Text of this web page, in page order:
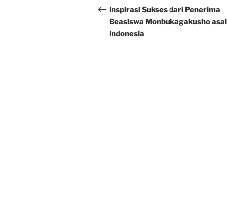
navigation
Post
Inspirasi Sukses dari Penerima
Beasiswa Monbukagakusho asal
Indonesia